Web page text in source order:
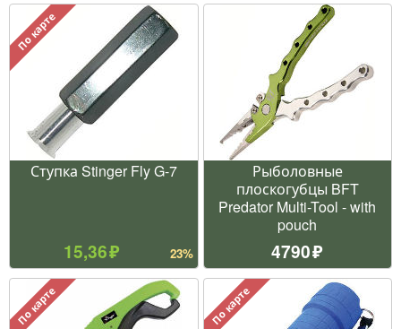
По карте
Ступка Stinger Fly G-7
15,36 23%
Рыболовные
плоскогубцы BFT
Predator Multi-Tool - with
pouch
4790
По карте По карте